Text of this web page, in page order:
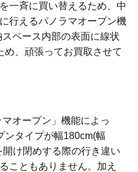
一斉に買い替えるため、中
行えるパノラマオープン機
ペース内部の表面に線状
、頑張ってお買取させて
オープン」機能によっ
ンタイプが幅180cm(幅
け閉めする際の行き違い
こともありません。加え